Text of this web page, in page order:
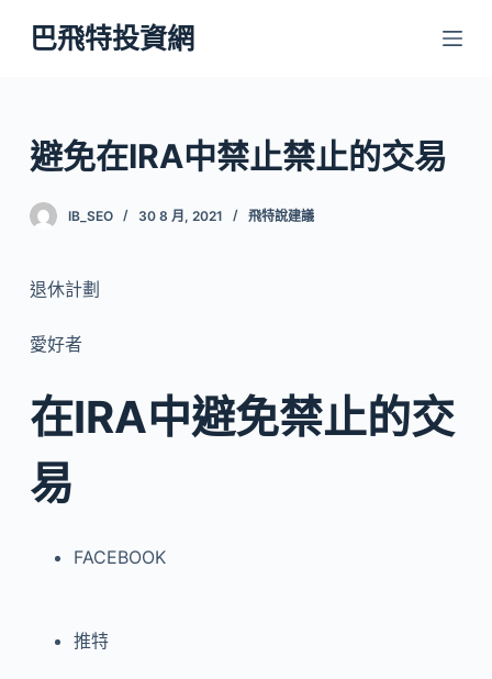
跳
至
內
容
巴飛特投資網
避免在IRA中禁止禁止的交易
IB_SEO 30 8 月, 2021 飛特說建議
退休計劃
愛好者
在IRA中避免禁止的交
易
FACEBOOK
推特